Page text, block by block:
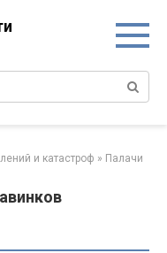
и катастроф » Палачи